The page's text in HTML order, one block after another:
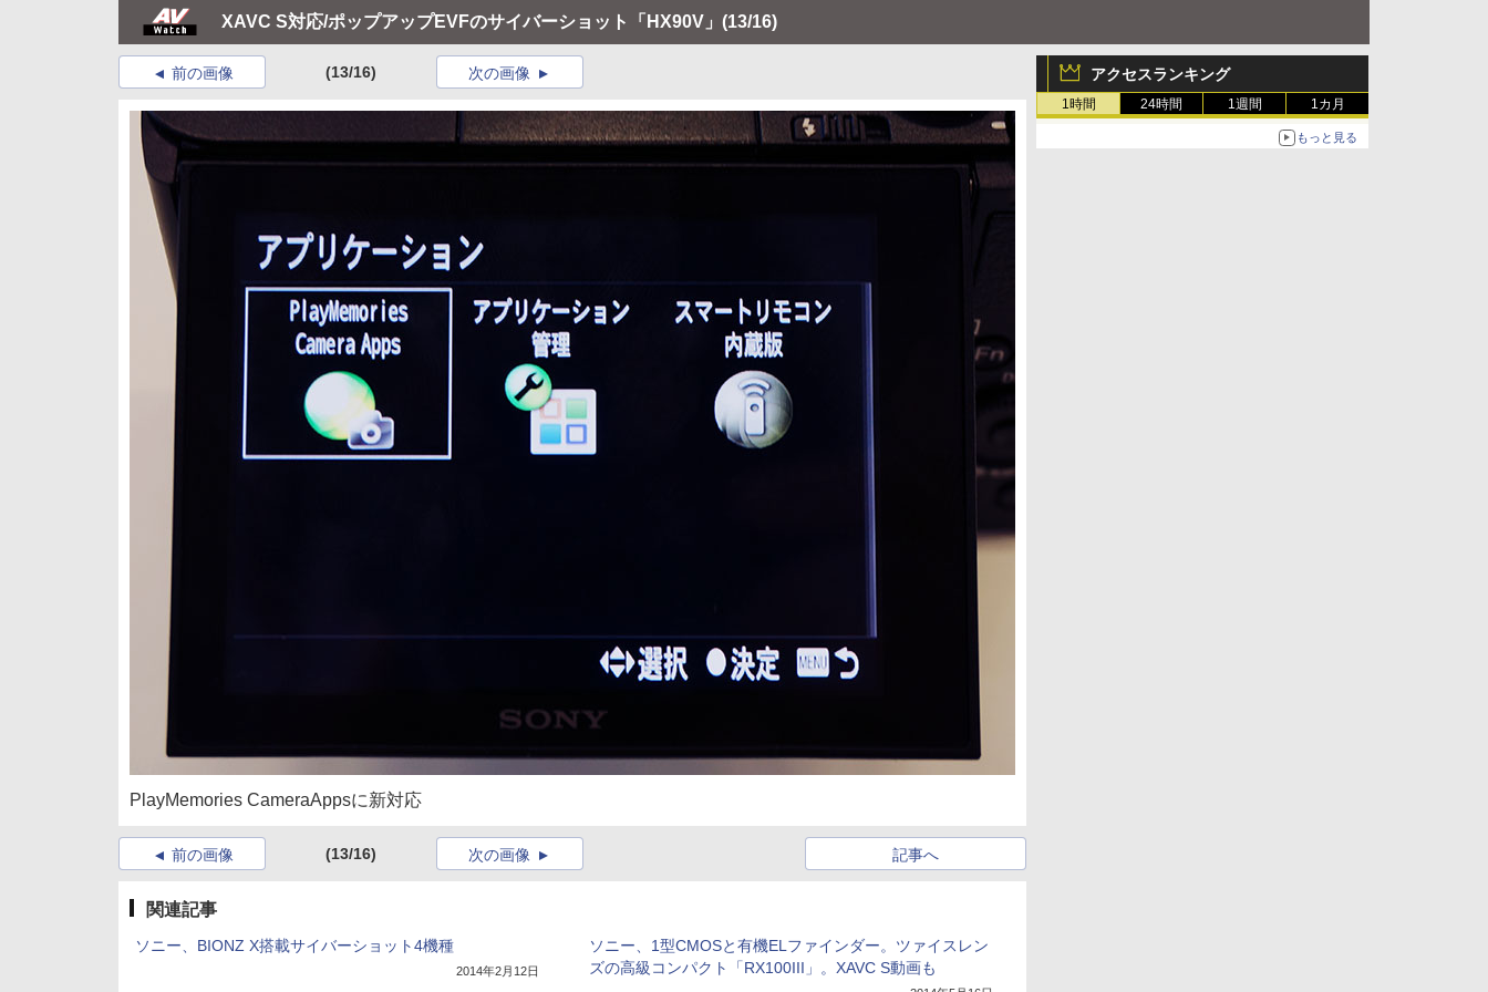
XAVC S対応/ポップアップEVFのサイバーショット「HX90V」 (13/16)
アクセスランキング
1時間 24時間 1週間 1カ月
もっと見る
前の画像 (13/16) 次の画像
PlayMemories CameraAppsに新対応
前の画像 (13/16) 記事へ
次の画像
関連記事
ソニー、BIONZ X搭載サイバーショット4機種
2014年2月12日
ソニー、1型CMOSと有機ELファインダー。ツァイスレン
ズの高級コンパクト「RX100III」。XAVC S動画も